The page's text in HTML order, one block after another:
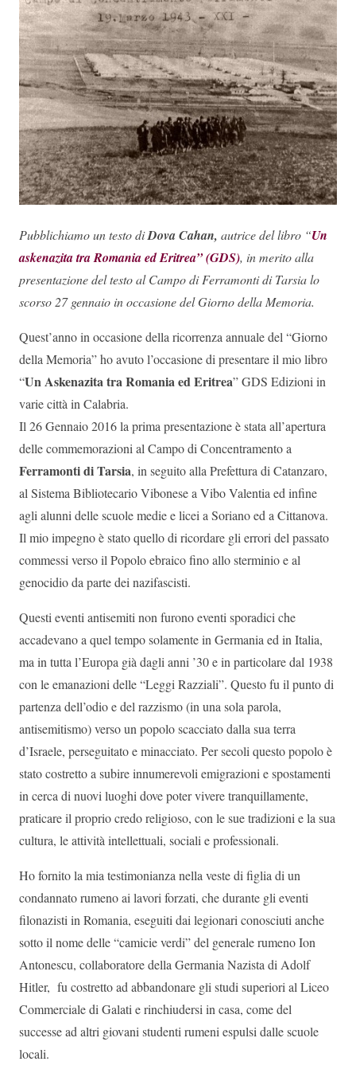
Pubblichiamo un testo diDova Cahan, autrice del libro “Un
askenazita tra Romania ed Eritrea” (GDS), in merito alla
presentazione del testo al Campo di Ferramonti di Tarsia lo
scorso 27 gennaio in occasione del Giorno della Memoria.
Quest’anno in occasione della ricorrenza annuale del “Giorno
della Memoria” ho avuto l’occasione di presentare il mio libro
“Un Askenazita tra Romania ed Eritrea” GDS Edizioni in
varie città in Calabria.
Il 26 Gennaio 2016 la prima presentazione è stata all’apertura
delle commemorazioni al Campo di Concentramento a
Ferramonti di Tarsia, in seguito alla Prefettura di Catanzaro,
al Sistema Bibliotecario Vibonese a Vibo Valentia ed infine
agli alunni delle scuole medie e licei a Soriano ed a Cittanova.
Il mio impegno è stato quello di ricordare gli errori del passato
commessi verso il Popolo ebraico fino allo sterminio e al
genocidio da parte dei nazifascisti.
Questi eventi antisemiti non furono eventi sporadici che
accadevano a quel tempo solamente in Germania ed in Italia,
ma in tutta l’Europa già dagli anni ’30 e in particolare dal 1938
con le emanazioni delle “Leggi Razziali”. Questo fu il punto di
partenza dell’odio e del razzismo (in una sola parola,
antisemitismo) verso un popolo scacciato dalla sua terra
d’Israele, perseguitato e minacciato. Per secoli questo popolo è
stato costretto a subire innumerevoli emigrazioni e spostamenti
in cerca di nuovi luoghi dove poter vivere tranquillamente,
praticare il proprio credo religioso, con le sue tradizioni e la sua
cultura, le attività intellettuali, sociali e professionali.
Ho fornito la mia testimonianza nella veste di figlia di un
condannato rumeno ai lavori forzati, che durante gli eventi
filonazisti in Romania, eseguiti dai legionari conosciuti anche
sotto il nome delle “camicie verdi” del generale rumeno Ion
Antonescu, collaboratore della Germania Nazista di Adolf
Hitler, fu costretto ad abbandonare gli studi superiori al Liceo
Commerciale di Galati e rinchiudersi in casa, come del
successe ad altri giovani studenti rumeni espulsi dalle scuole
locali.